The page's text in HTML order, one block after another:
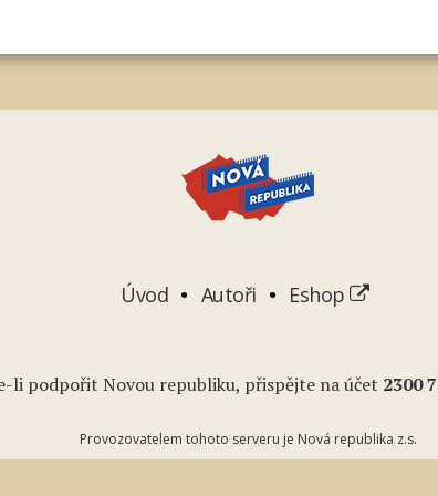
Úvod Autoři Eshop
li podpořit Novou republiku, přispějte na účet 2300
Provozovatelem tohoto serveru je Nová republika z.s.